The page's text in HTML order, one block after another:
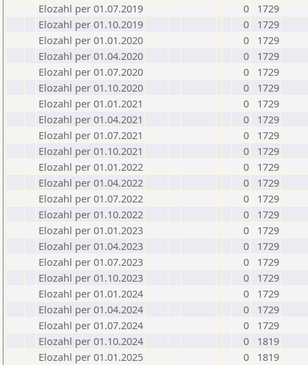
Elozahl per 01.07.2019
0
1729
Elozahl per 01.10.2019
0
1729
Elozahl per 01.01.2020
0
1729
Elozahl per 01.04.2020
0
1729
Elozahl per 01.07.2020
0
1729
Elozahl per 01.10.2020
0
1729
Elozahl per 01.01.2021
0
1729
Elozahl per 01.04.2021
0
1729
Elozahl per 01.07.2021
0
1729
Elozahl per 01.10.2021
0
1729
Elozahl per 01.01.2022
0
1729
Elozahl per 01.04.2022
0
1729
Elozahl per 01.07.2022
0
1729
Elozahl per 01.10.2022
0
1729
Elozahl per 01.01.2023
0
1729
Elozahl per 01.04.2023
0
1729
Elozahl per 01.07.2023
0
1729
Elozahl per 01.10.2023
0
1729
Elozahl per 01.01.2024
0
1729
Elozahl per 01.04.2024
0
1729
Elozahl per 01.07.2024
0
1729
Elozahl per 01.10.2024
0
1819
Elozahl per 01.01.2025
0
1819